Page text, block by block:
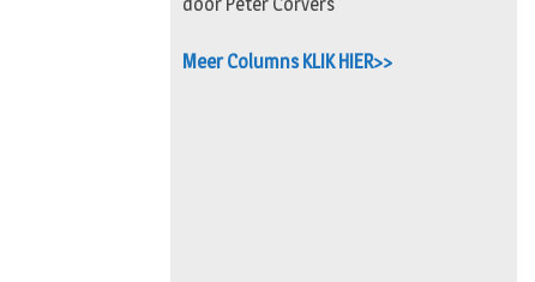
Meer Columns KLIK HIER>>